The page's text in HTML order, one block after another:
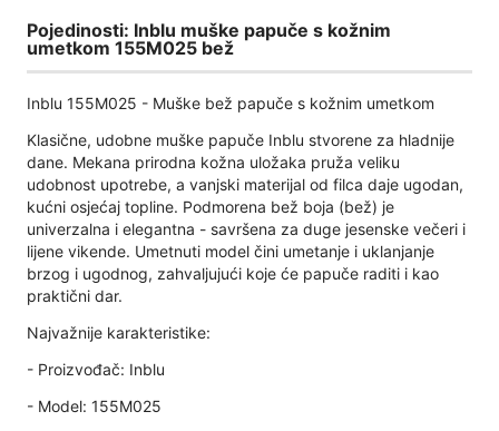
Pojedinosti: Inblu muške papuče s kožnim
umetkom 155M025 bež
Inblu 155M025 - Muške bež papuče s kožnim umetkom
Klasične, udobne muške papuče Inblu stvorene za hladnije
dane. Mekana prirodna kožna uložaka pruža veliku
udobnost upotrebe, a vanjski materijal od filca daje ugodan,
kućni osjećaj topline. Podmorena bež boja (bež) je
univerzalna i elegantna - savršena za duge jesenske večeri i
lijene vikende. Umetnuti model čini umetanje i uklanjanje
brzog i ugodnog, zahvaljujući koje će papuče raditi i kao
praktični dar.
Najvažnije karakteristike:
- Proizvođač: Inblu
- Model: 155M025